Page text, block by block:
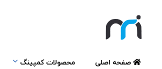
صفحه اصلی محصولات کمپینگ